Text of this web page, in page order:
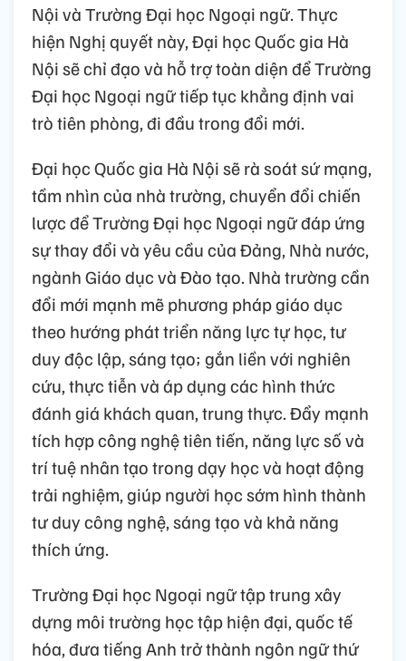
Nội và Trường Đại học Ngoại ngữ. Thực
hiện Nghị quyết này, Đại học Quốc gia Hà
Nội sẽ chỉ đạo và hỗ trợ toàn diện để Trường
Đại học Ngoại ngữ tiếp tục khẳng định vai
trò tiên phòng, đi đầu trong đổi mới.
Đại học Quốc gia Hà Nội sẽ rà soát sứ mạng,
tầm nhìn của nhà trường, chuyển đổi chiến
lược để Trường Đại học Ngoại ngữ đáp ứng
sự thay đổi và yêu cầu của Đảng, Nhà nước,
ngành Giáo dục và Đào tạo. Nhà trường cần
đổi mới mạnh mẽ phương pháp giáo dục
theo hướng phát triển năng lực tự học, tư
duy độc lập, sáng tạo; gắn liền với nghiên
cứu, thực tiễn và áp dụng các hình thức
đánh giá khách quan, trung thực. Đẩy mạnh
tích hợp công nghệ tiên tiến, năng lực số và
trí tuệ nhân tạo trong dạy học và hoạt động
trải nghiệm, giúp người học sớm hình thành
tư duy công nghệ, sáng tạo và khả năng
thích ứng.
Trường Đại học Ngoại ngữ tập trung xây
dựng môi trường học tập hiện đại, quốc tế
hóa, đưa tiếng Anh trở thành ngôn ngữ thứ